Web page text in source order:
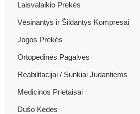
Laisvalaikio Prekės
Vėsinantys ir Šildantys Kompresai
Jogos Prekės
Ortopedinės Pagalvės
Reabilitacijai / Sunkiai Judantiems
Medicinos Prietaisai
Dušo Kėdės